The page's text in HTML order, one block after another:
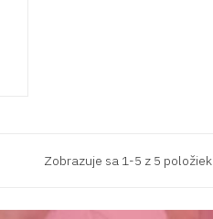
Zobrazuje sa 1-5 z 5 položiek